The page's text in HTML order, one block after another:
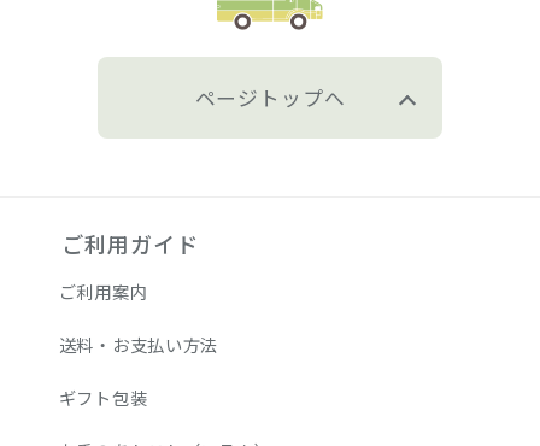
ページトップへ
ご利用ガイド
ご利用案内
送料・お支払い方法
ギフト包装